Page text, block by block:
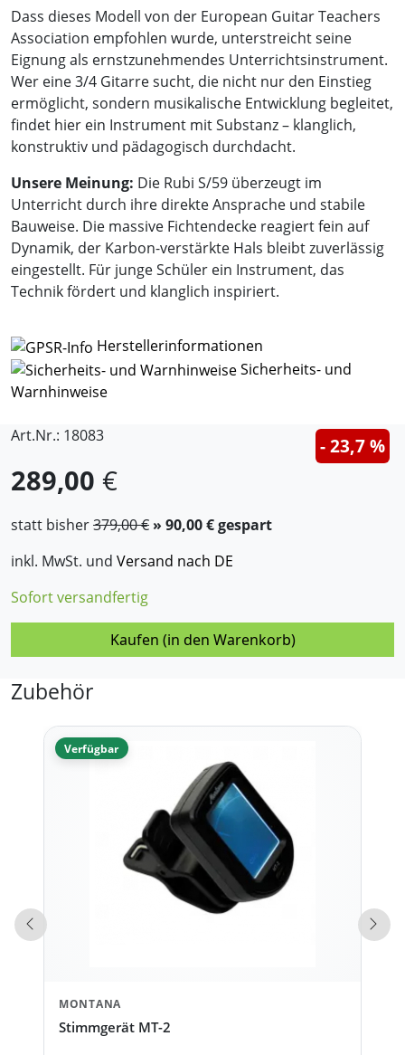
Dass dieses Modell von der European Guitar Teachers
Association empfohlen wurde, unterstreicht seine
Eignung als ernstzunehmendes Unterrichtsinstrument.
Wer eine 3/4 Gitarre sucht, die nicht nur den Einstieg
ermöglicht, sondern musikalische Entwicklung begleitet,
findet hier ein Instrument mit Substanz – klanglich,
konstruktiv und pädagogisch durchdacht.
Unsere Meinung: Die Rubi S/59 überzeugt im
Unterricht durch ihre direkte Ansprache und stabile
Bauweise. Die massive Fichtendecke reagiert fein auf
Dynamik, der Karbon-verstärkte Hals bleibt zuverlässig
eingestellt. Für junge Schüler ein Instrument, das
Technik fördert und klanglich inspiriert.
Herstellerinformationen
Sicherheits- und
Warnhinweise
Art.Nr.: 18083
289,00 €
statt bisher379,00 € » 90,00 € gespart
- 23,7 %
inkl. MwSt. und Versand nach DE
Sofort versandfertig
Kaufen (in den Warenkorb)
Zubehör
Verfügbar
MONTANA
Stimmgerät MT-2
Vorherige Produkte